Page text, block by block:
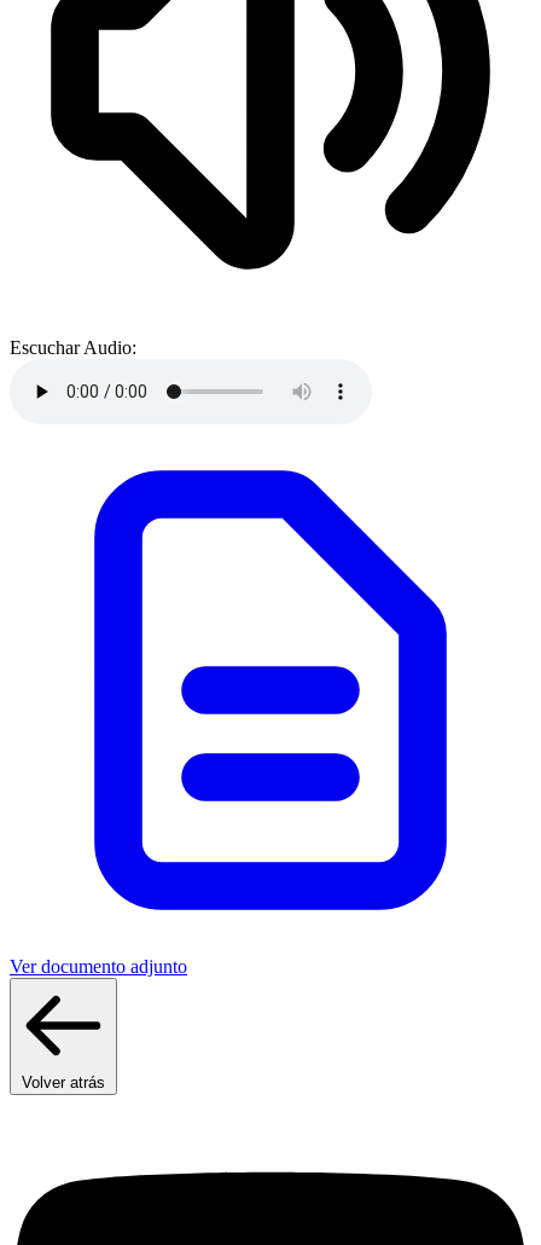
Escuchar Audio:
Ver documento adjunto
Volver atrás